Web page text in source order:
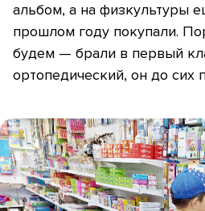
альбом, а на физкультуры
прошлом году покупали.
будем — брали в первый
ортопедический, он до сих